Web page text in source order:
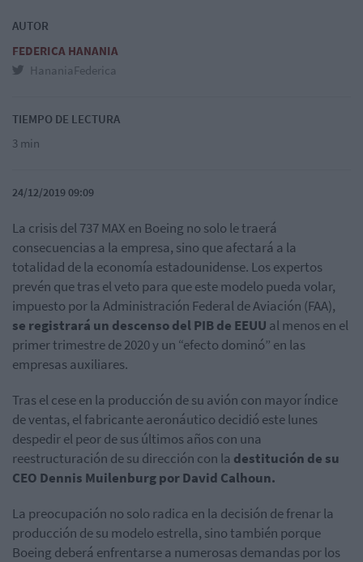
AUTOR
FEDERICA HANANIA
HananiaFederica
TIEMPO DE LECTURA
3 min
24/12/2019 09:09
La crisis del 737 MAX en Boeing no solo le traerá
consecuencias a la empresa, sino que afectará a la
totalidad de la economía estadounidense. Los expertos
prevén que tras el veto para que este modelo pueda volar,
impuesto por la Administración Federal de Aviación (FAA),
se registrará un descenso del PIB de EEUU al menos en el
primer trimestre de 2020 y un “efecto dominó” en las
empresas auxiliares.
Tras el cese en la producción de su avión con mayor índice
de ventas, el fabricante aeronáutico decidió este lunes
despedir el peor de sus últimos años con una
reestructuración de su dirección con la destitución de su
CEO Dennis Muilenburg por David Calhoun.
La preocupación no solo radica en la decisión de frenar la
producción de su modelo estrella, sino también porque
Boeing deberá enfrentarse a numerosas demandas por los